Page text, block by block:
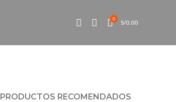
0 S/0.00
PRODUCTOS RECOMENDADOS